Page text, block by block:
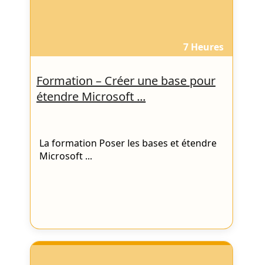
7 Heures
Formation – Créer une base pour
étendre Microsoft ...
La formation Poser les bases et étendre
Microsoft ...